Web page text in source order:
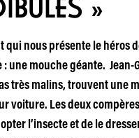
»
qui nous présente le héros
une mouche géante. Jean-
très malins, trouvent une
voiture. Les deux compères
l’insecte et de le